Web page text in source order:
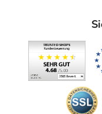
Unter Umständen -
oder Apotheker:
- Herzerkrankungen
- Makulaödem
durch Diabetes